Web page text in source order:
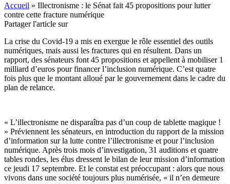
Accueil » Illectronisme : le Sénat fait 45 propositions pour lutter
contre cette fracture numérique
Partager l'article sur
La crise du Covid-19 a mis en exergue le rôle essentiel des outils
numériques, mais aussi les fractures qui en résultent. Dans un
rapport, des sénateurs font 45 propositions et appellent à mobiliser 1
milliard d’euros pour financer l’inclusion numérique. C’est quatre
fois plus que le montant alloué par le gouvernement dans le cadre du
plan de relance.
« L’illectronisme ne disparaîtra pas d’un coup de tablette magique !
» Préviennent les sénateurs, en introduction du rapport de la mission
d’information sur la lutte contre l’illectronisme et pour l’inclusion
numérique. Après trois mois d’investigation, 31 auditions et quatre
tables rondes, les élus dressent le bilan de leur mission d’information
ce jeudi 17 septembre. Et le constat est préoccupant : alors que nous
vivons dans une société toujours plus numérisée, « il n’en demeure